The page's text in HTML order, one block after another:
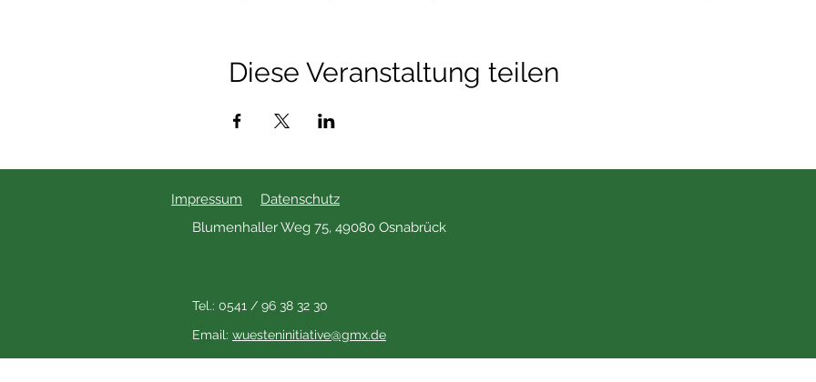
Diese Veranstaltung teilen
Impressum
Datenschutz
Blumenhaller Weg 75, 49080 Osnabrück
Tel.: 0541 / 96 38 32 30
Email: wuesteninitiative@gmx.de